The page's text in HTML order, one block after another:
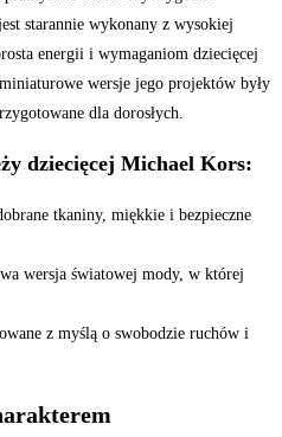
starannie wykonany z wysokiej
energii i wymaganiom dziecięcej
wersje jego projektów były
dla dorosłych.
dziecięcej Michael Kors:
tkaniny, miękkie i bezpieczne
wersja światowej mody, w której
z myślą o swobodzie ruchów i